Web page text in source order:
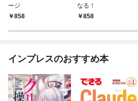
ージ
858
なる！
858
インプレスのおすすめ本